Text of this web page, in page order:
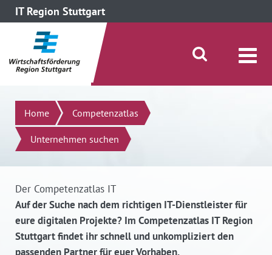
IT Region Stuttgart
direkt zum Inhalt dieser Seite
direkt zum Menü springen
Suche öffnen/schließen
Suchen
Home Competenzatlas
Unternehmen suchen
Der Competenzatlas IT
Auf der Suche nach dem richtigen IT-Dienstleister für
eure digitalen Projekte? Im Competenzatlas IT Region
Stuttgart findet ihr schnell und unkompliziert den
passenden Partner für euer Vorhaben.